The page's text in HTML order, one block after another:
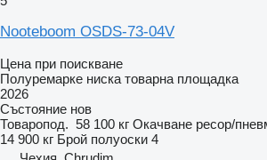
Nooteboom OSDS-73-04V
Цена при поискване
Полуремарке ниска товарна площадка
2026
Състояние нов
Товаропод. 58 100 кг Окачване ресор/
14 900 кг Брой полуоски 4